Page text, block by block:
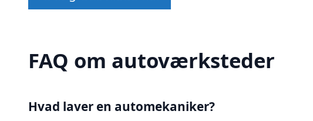
FAQ om autoværksteder
Hvad laver en automekaniker?